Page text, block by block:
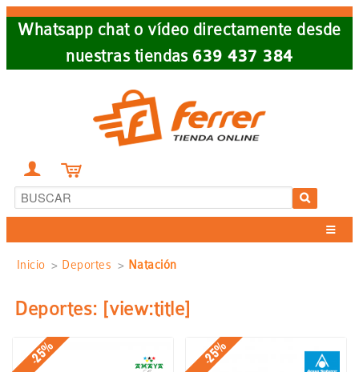
Skip
Whatsapp chat o vídeo directamente desde
nuestras tiendas 639 437 384
 
Sobrescribir
enlaces
ayuda
Inicio Deportes Natación
Deportes: [view:title]
-25% -25%